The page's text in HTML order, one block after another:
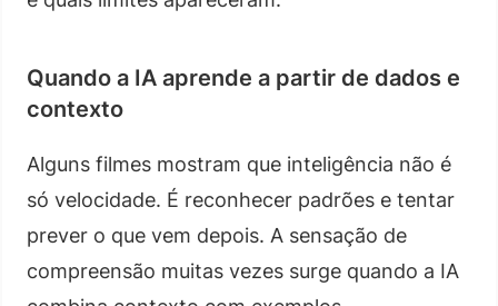
Quando a IA aprende a partir de dados e
contexto
Alguns filmes mostram que inteligência não é
só velocidade. É reconhecer padrões e tentar
prever o que vem depois. A sensação de
compreensão muitas vezes surge quando a IA